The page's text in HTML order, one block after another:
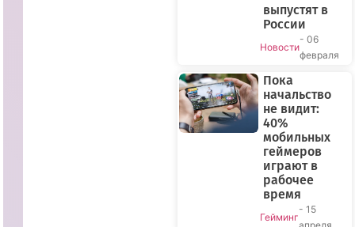
выпустят в
России
Новости
- 06
февраля
Пока
начальство
не видит:
40%
мобильных
геймеров
играют в
рабочее
время
Гейминг
- 15